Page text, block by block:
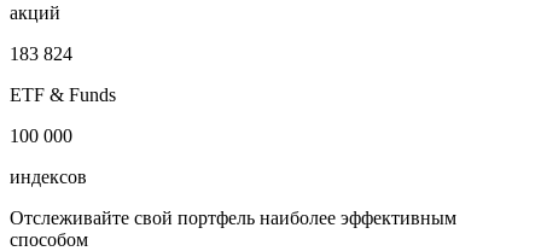
акций
183 824
ETF & Funds
100 000
индексов
Отслеживайте свой портфель наиболее эффективным
способом